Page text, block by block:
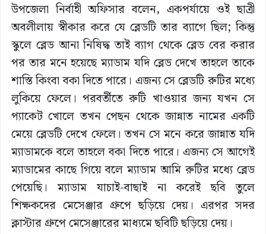
উপজেলা নির্বাহী অফিসার বলেন, একপর্যায়ে ওই ছাত্রী
অবলীলায় স্বীকার করে যে ব্লেডটি তার ব্যাগে ছিল; কিন্তু
স্কুলে ব্লেড আনা নিষিদ্ধ তাই ব্যাগ থেকে ব্লেড বের করার
পর তার মনে হয়েছে ম্যাডাম যদি ব্লেড দেখে তাহলে তাকে
শাস্তি কিংবা বকা দিতে পারে। এজন্য সে ব্লেডটি রুটির মধ্যে
লুকিয়ে ফেলে। পরবর্তীতে রুটি খাওয়ার জন্য যখন সে
প্যাকেট খোলে তখন পেছন থেকে জান্নাত নামের একটি
মেয়ে ব্লেডটি দেখে ফেলে। তখন সে মনে করে জান্নাত যদি
ম্যাডামকে বলে তাহলে বকা দিতে পারে। এজন্য সে আগেই
ম্যাডামের কাছে গিয়ে বলে ম্যাডাম আমি রুটির মধ্যে ব্লেড
পেয়েছি। ম্যাডাম যাচাই-বাছাই না করেই ছবি তুলে
শিক্ষকদের মেসেঞ্জার গ্রুপে ছড়িয়ে দেয়। এরপর সদর
ক্লাস্টার গ্রুপে মেসেঞ্জারের মাধ্যমে ছবিটি ছড়িয়ে দেয়।